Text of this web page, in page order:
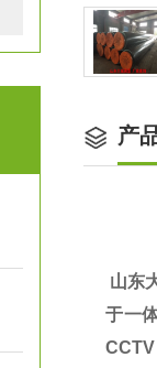
产
山东
于一